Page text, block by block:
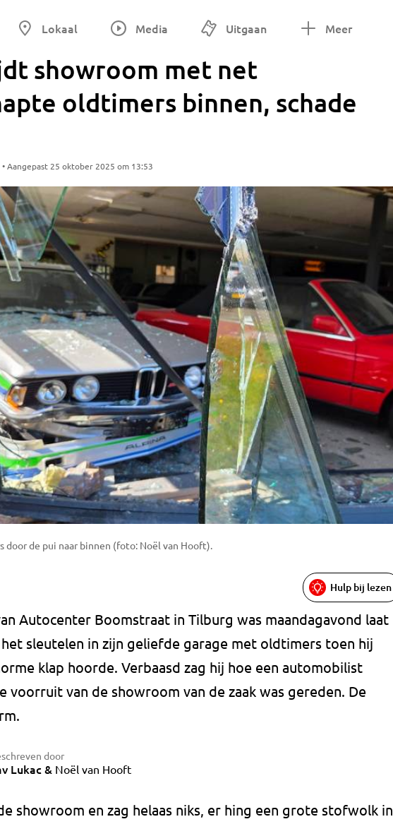
Lokaal Media Uitgaan Meer
showroom met net
oldtimers binnen, schade
Aangepast 25 oktober 2025 om 13:53
door de pui naar binnen (foto: Noël van Hooft).
Hulp bij lezen
Autocenter Boomstraat in Tilburg was maandagavond laat
het sleutelen in zijn geliefde garage met oldtimers toen hij
klap hoorde. Verbaasd zag hij hoe een automobilist
voorruit van de showroom van de zaak was gereden. De
door
Lukac & Noël van Hooft
showroom en zag helaas niks, er hing een grote stofwolk in